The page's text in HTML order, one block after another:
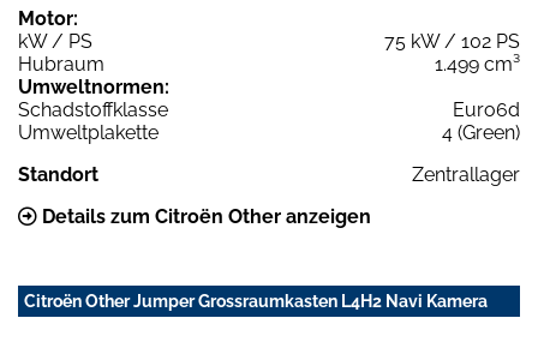
Motor:
kW / PS
75 kW / 102 PS
Hubraum
1.499 cm³
Umweltnormen:
Schadstoffklasse
Euro6d
Umweltplakette
4 (Green)
Standort
Zentrallager
Details zum Citroën Other anzeigen
Citroën Other Jumper Grossraumkasten L4H2 Navi Kamera